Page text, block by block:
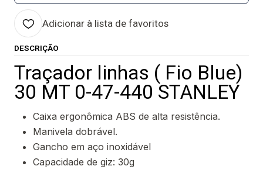
Adicionar à lista de favoritos
DESCRIÇÃO
Traçador linhas ( Fio Blue)
30 MT 0-47-440 STANLEY
Caixa ergonômica ABS de alta resistência.
Manivela dobrável.
Gancho em aço inoxidável
Capacidade de giz: 30g